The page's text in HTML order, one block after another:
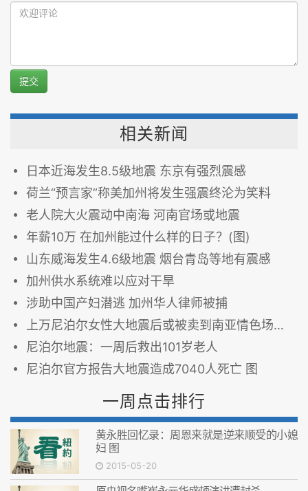
提交
相关新闻
日本近海发生8.5级地震 东京有强烈震感
荷兰“预言家”称美加州将发生强震终沦为笑料
老人院大火震动中南海 河南官场或地震
年薪10万 在加州能过什么样的日子？(图)
山东威海发生4.6级地震 烟台青岛等地有震感
加州供水系统难以应对干旱
涉助中国产妇潜逃 加州华人律师被捕
上万尼泊尔女性大地震后或被卖到南亚情色场所（图）
尼泊尔地震：一周后救出101岁老人
尼泊尔官方报告大地震造成7040人死亡 图
一周点击排行
黄永胜回忆录：周恩来就是逆来顺受的小媳
妇 图
2015-05-20